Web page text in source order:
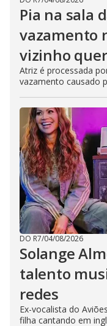
Pia na sala
vazamento
vizinho
Atriz é processada
vazamento causado
DO R7/04/08/2026
Solange
talento
redes
Ex-vocalista do
filha cantando em